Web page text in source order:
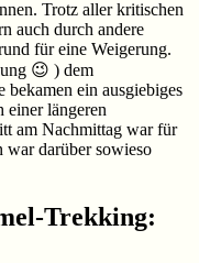
Trotz aller kritischen
auch durch andere
für eine Weigerung.
😉 ) dem
bekamen ein ausgiebiges
einer längeren
am Nachmittag war für
war darüber sowieso
Trekking: